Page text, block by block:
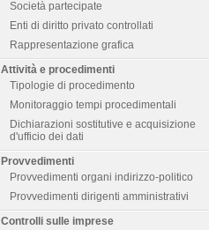
Società partecipate
Enti di diritto privato controllati
Rappresentazione grafica
Attività e procedimenti
Tipologie di procedimento
Monitoraggio tempi procedimentali
Dichiarazioni sostitutive e acquisizione
d'ufficio dei dati
Provvedimenti
Provvedimenti organi indirizzo-politico
Provvedimenti dirigenti amministrativi
Controlli sulle imprese